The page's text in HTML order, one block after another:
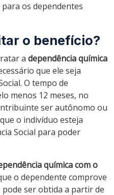
os dependentes
o benefício?
a dependência química
que ele seja
O tempo de
menos 12 meses, no
ser autônomo ou
o indivíduo esteja
Social para poder
química com o
o dependente comprove
pode ser obtida a partir de